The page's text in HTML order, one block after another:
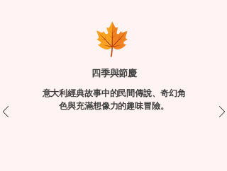
四季與節慶
意大利經典故事中的民間傳說、奇幻角
色與充滿想像力的趣味冒險。